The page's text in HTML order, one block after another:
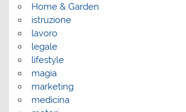
Home & Garden
istruzione
lavoro
legale
lifestyle
magia
marketing
medicina